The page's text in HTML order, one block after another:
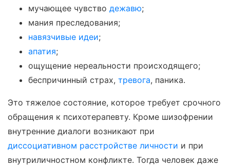
мучающее чувство дежавю;
мания преследования;
навязчивые идеи;
апатия;
ощущение нереальности происходящего;
беспричинный страх, тревога, паника.
Это тяжелое состояние, которое требует срочного
обращения к психотерапевту. Кроме шизофрении
внутренние диалоги возникают при
диссоциативном расстройстве личности и при
внутриличностном конфликте. Тогда человек даже